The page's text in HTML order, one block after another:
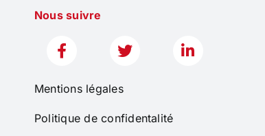
Nous suivre
Mentions légales
Politique de confidentalité